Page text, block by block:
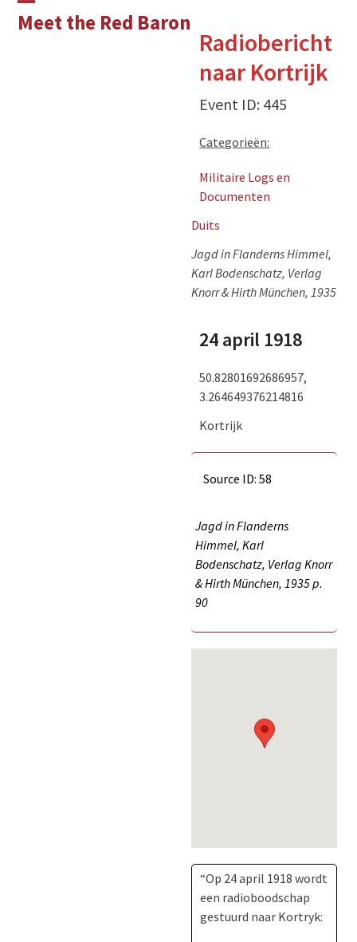
Meet the Red Baron
Open
Close
Radiobericht
naar Kortrijk
Event ID: 445
Categorieën:
Militaire Logs en
Documenten
Duits
Jagd in Flanderns Himmel,
Karl Bodenschatz, Verlag
Knorr & Hirth München, 1935
24 april 1918
50.82801692686957,
3.264649376214816
Kortrijk
Source ID: 58
Jagd in Flanderns
Himmel, Karl
Bodenschatz, Verlag Knorr
& Hirth München, 1935 p.
90
“Op 24 april 1918 wordt
een radioboodschap
gestuurd naar Kortryk: